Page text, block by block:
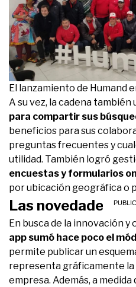
El lanzamiento de Humand
A su vez, la cadena también
para compartir sus
beneficios para sus
preguntas frecuentes y
utilidad. También logró
encuestas y formularios
por ubicación geográfica o
Las novedades de
En busca de la innovación
app sumó hace poco el
permite publicar un
representa gráficamente
empresa. Además, a